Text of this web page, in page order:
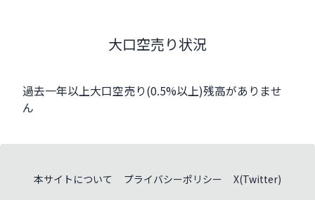
大口空売り状況
過去一年以上大口空売り(0.5%以上)残高がありませ
ん
本サイトについて プライバシーポリシー X(Twitter)